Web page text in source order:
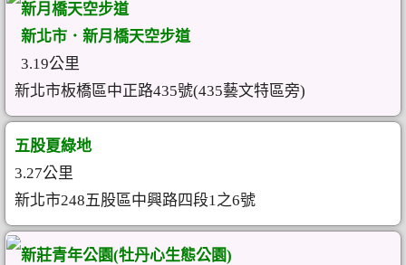
新月橋天空步道
新北市．新月橋天空步道
3.19公里
新北市板橋區中正路435號(435藝文特區旁)
五股夏綠地
3.27公里
新北市248五股區中興路四段1之6號
新莊青年公園(牡丹心生態公園)